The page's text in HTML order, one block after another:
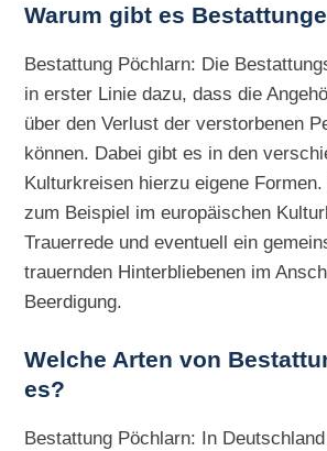
Warum gibt es
Bestattung Pöchlarn: Die
in erster Linie dazu, dass die
über den Verlust der verstorbenen
können. Dabei gibt es in den
Kulturkreisen hierzu eigene
zum Beispiel im europäischen
Trauerrede und eventuell ein
trauernden Hinterbliebenen im
Beerdigung.
Welche Arten von
es?
Bestattung Pöchlarn: In